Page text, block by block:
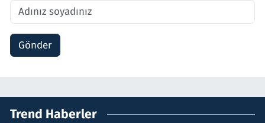
Gönder
Trend Haberler